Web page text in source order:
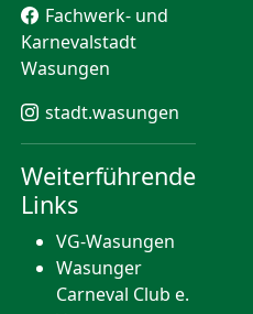
Fachwerk- und
Karnevalstadt
Wasungen
stadt.wasungen
Weiterführende
Links
VG-Wasungen
Wasunger
Carneval Club e.